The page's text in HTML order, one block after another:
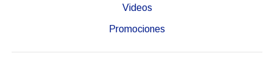
Videos
Promociones